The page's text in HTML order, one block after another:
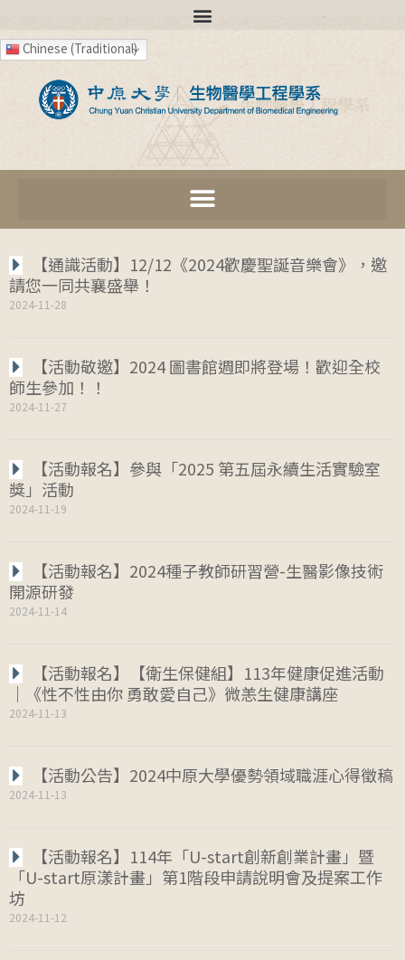
Chinese (Traditional)
【通識活動】12/12《2024歡慶聖誕音樂會》，邀
請您一同共襄盛舉！
2024-11-28
【活動敬邀】2024 圖書館週即將登場！歡迎全校
師生參加！！
2024-11-27
【活動報名】參與「2025 第五屆永續生活實驗室
獎」活動
2024-11-19
【活動報名】2024種子教師研習營-生醫影像技術
開源研發
2024-11-14
【活動報名】【衛生保健組】113年健康促進活動
｜《性不性由你 勇敢愛自己》微恙生健康講座
2024-11-13
【活動公告】2024中原大學優勢領域職涯心得徵稿
2024-11-13
【活動報名】114年「U-start創新創業計畫」暨
「U-start原漾計畫」第1階段申請說明會及提案工作
坊
2024-11-12